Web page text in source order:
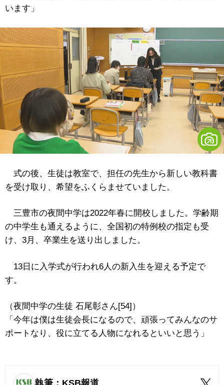
います」
式の後、生徒は教室で、担任の先生から新しい教科書
を受け取り、希望をふくらませていました。
三豊市の夜間中学は2022年春に開校しました。学齢期
の中学生も通えるように、全国初の特例校の指定も受
け、3月、卒業生を送り出しました。
13日に入学式が行われ6人の新入生を迎える予定で
す。
（夜間中学の生徒 石尾彰さん[54]）
「今年は僕は生徒会長になるので、頑張ってみんなのサ
ポートなり、役に立てる人物になれるといいと思う」
執筆：KSB報道